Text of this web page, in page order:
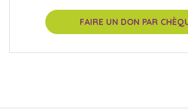
FAIRE UN DON PAR